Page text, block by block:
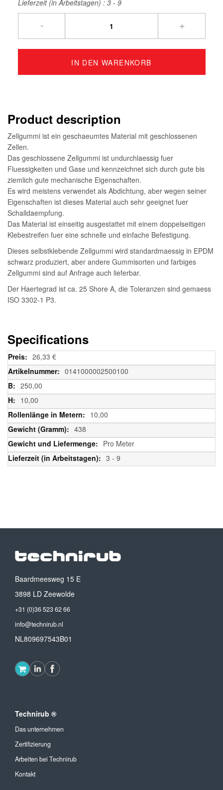
Lieferzeit (in Arbeitstagen) : 3 - 9
- +
IN DEN WARENKORB
Product description
Zellgummi ist ein geschaeumtes Material mit geschlossenen
Zellen.
Das geschlossene Zellgummi ist undurchlaessig fuer
Fluessigkeiten und Gase und kennzeichnet sich durch gute bis
ziemlich gute mechanische Eigenschaften.
Es wird meistens verwendet als Abdichtung, aber wegen seiner
Eigenschaften ist dieses Material auch sehr geeignet fuer
Schalldaempfung.
Das Material ist einseitig ausgestattet mit einem doppelseitigen
Klebestreifen fuer eine schnelle und einfache Befestigung.
Dieses selbstklebende Zellgummi wird standardmaessig in EPDM
schwarz produziert, aber andere Gummisorten und farbiges
Zellgummi sind auf Anfrage auch lieferbar.
Der Haertegrad ist ca. 25 Shore A, die Toleranzen sind gemaess
ISO 3302-1 P3.
Specifications
Weitere
Informationen
26,33 €
0141000002500100
250,00
10,00
10,00
438
Pro Meter
3 - 9
Baardmeesweg 15 E
3898 LD Zeewolde
+31 (0)36 523 62 66
info@technirub.nl
NL809697543B01
Technirub ®
Das unternehmen
Zertifizierung
Arbeiten bei Technirub
Kontakt